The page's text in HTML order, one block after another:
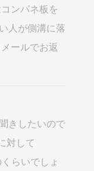
ンパネ板を
人が側溝に落
ールでお返
きしたいので
対して
らいでしょ